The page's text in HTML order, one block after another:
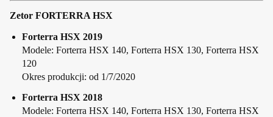
Zetor FORTERRA HSX
Forterra HSX 2019
Modele: Forterra HSX 140, Forterra HSX 130, Forterra HSX
120
Okres produkcji: od 1/7/2020
Forterra HSX 2018
Modele: Forterra HSX 140, Forterra HSX 130, Forterra HSX